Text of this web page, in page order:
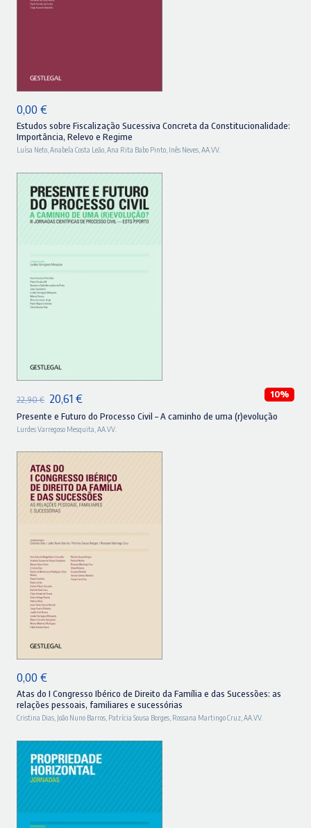
0,00 €
Estudos sobre Fiscalização Sucessiva Concreta da Constitucionalidade:
Importância, Relevo e Regime
Luísa Neto Anabela Costa Leão Ana Rita Babo Pinto Inês Neves AA.VV.
22,90€ O
preço
original
era:
22,90 €.
20,61 €O
preço
atual
é:
20,61 €.
10%
Presente e Futuro do Processo Civil – A caminho de uma (r)evolução
Lurdes Varregoso Mesquita AA.VV.
0,00 €
Atas do I Congresso Ibérico de Direito da Família e das Sucessões: as
relações pessoais, familiares e sucessórias
Cristina Dias João Nuno Barros Patrícia Sousa Borges Rossana Martingo Cruz AA.VV.